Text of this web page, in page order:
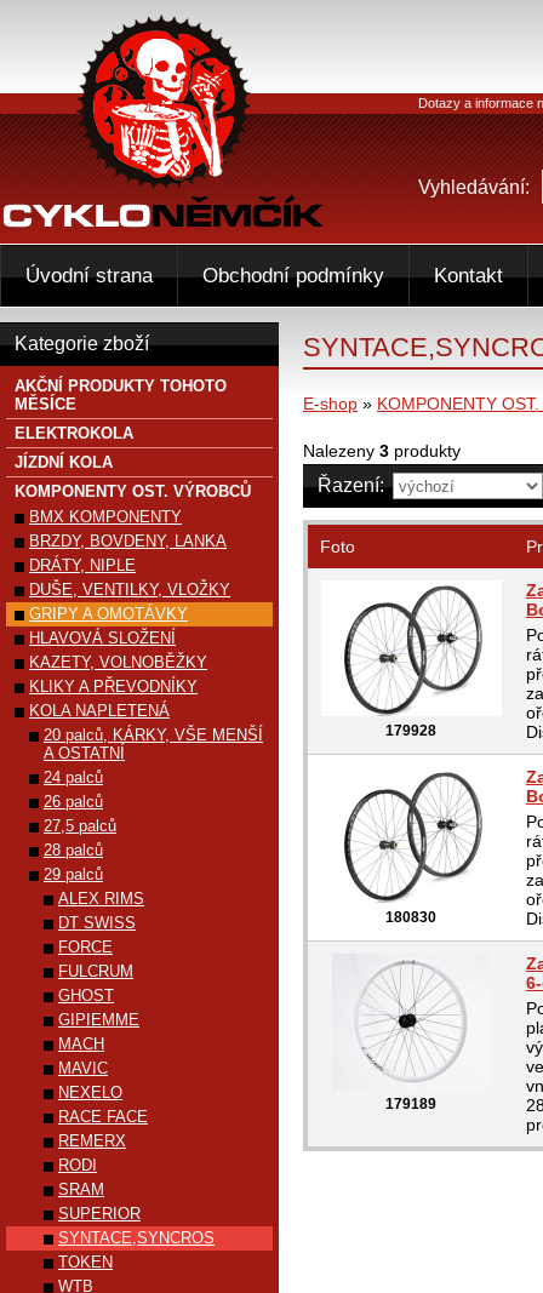
E-shop » KOMPONENTY
Nalezeny 3 produkty
Řazení:
Foto
179928
180830
179189
Kategorie zboží
AKČNÍ PRODUKTY TOHOTO
MĚSÍCE
ELEKTROKOLA
JÍZDNÍ KOLA
KOMPONENTY OST. VÝROBCŮ
BMX KOMPONENTY
BRZDY, BOVDENY, LANKA
DRÁTY, NIPLE
DUŠE, VENTILKY, VLOŽKY
GRIPY A OMOTÁVKY
HLAVOVÁ SLOŽENÍ
KAZETY, VOLNOBĚŽKY
KLIKY A PŘEVODNÍKY
KOLA NAPLETENÁ
20 palců, KÁRKY, VŠE MENŠÍ
A OSTATNÍ
24 palců
26 palců
27,5 palců
28 palců
29 palců
ALEX RIMS
DT SWISS
FORCE
FULCRUM
GHOST
GIPIEMME
MACH
MAVIC
NEXELO
RACE FACE
REMERX
RODI
SRAM
SUPERIOR
SYNTACE,SYNCROS
TOKEN
WTB
Dotazy a informace
Vyhledávání:
Úvodní strana Obchodní podmínky Kontakt